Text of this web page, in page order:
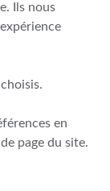
Ils nous
en
page du site.